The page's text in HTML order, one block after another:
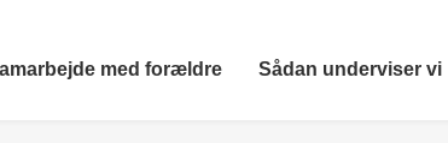
med forældre Sådan underviser vi